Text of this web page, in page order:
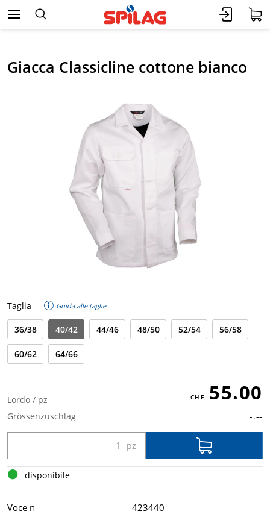
Giacca Classicline cottone bianco
Taglia Guida alle taglie
36/38 40/42 44/46 48/50 52/54 56/58
60/62 64/66
Lordo / pz 55.00
Grössenzuschlag -.--
disponibile
Voce n 423440